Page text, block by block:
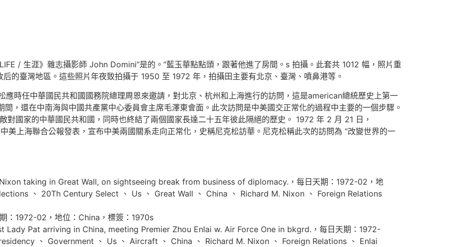
/ 生涯》雜志攝影師 John Domini“是的。”藍玉華點點頭，跟著他進了房間。s 拍攝。此套共 1012 幅，照片重
的臺灣地區。這些照片年夜致拍攝于 1950 至 1972 年，拍攝田主要有北京、臺灣、噴鼻港等。
應時任中華國民共和國國務院總理周恩來邀請，對北京、杭州和上海進行的訪問，這是american總統歷史上第一
，還在中南海與中國共產黨中心委員會主席毛澤東會面。此次訪問是中美國交正常化的過程中主要的一個步驟。
對國家的中華國民共和國，同時也終結了兩個國家長達二十五年彼此隔絕的歷史。 1972 年 2 月 21 日，
上海聯合公報發表，宣布中美兩國關系走向正常化，史稱尼克松訪華。尼克松稱此次的訪問為 “改變世界的一
taking in Great Wall, on sightseeing break from business of diplomacy.，每日天期：1972-02，地
、 20Th Century Select 、 Us 、 Great Wall 、 China 、 Richard M. Nixon 、 Foreign Relations
：1972-02，地位：China，標簽：1970s
Lady Pat arriving in China, meeting Premier Zhou Enlai w. Air Force One in bkgrd.，每日天期：1972-
、 Government 、 Us 、 Aircraft 、 China 、 Richard M. Nixon 、 Foreign Relations 、 Enlai